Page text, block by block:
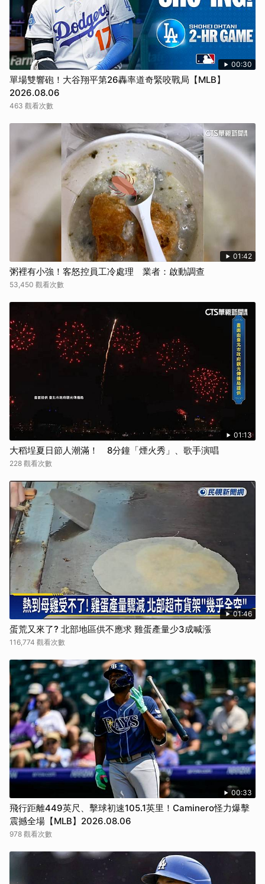
00:30
單場雙響砲！大谷翔平第26轟率道奇緊咬戰局【MLB】
2026.08.06
463 觀看次數
01:42
粥裡有小強！客怒控員工冷處理 業者：啟動調查
53,450 觀看次數
01:13
大稻埕夏日節人潮滿！ 8分鐘「煙火秀」、歌手演唱
228 觀看次數
01:46
蛋荒又來了? 北部地區供不應求 雞蛋產量少3成喊漲
116,774 觀看次數
00:33
飛行距離449英尺、擊球初速105.1英里！Caminero怪力爆擊
震撼全場【MLB】2026.08.06
978 觀看次數